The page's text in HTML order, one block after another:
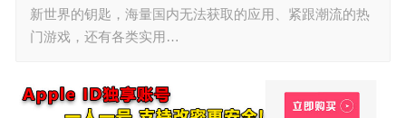
新世界的钥匙，海量国内无法获取的应用、紧跟潮流的热
门游戏，还有各类实用…